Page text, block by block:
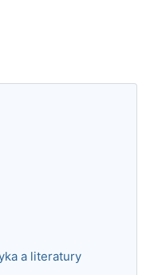
a literatury